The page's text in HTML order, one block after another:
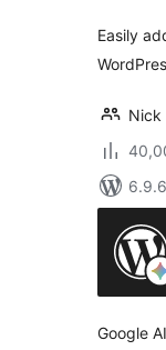
Easily
Nick
Google